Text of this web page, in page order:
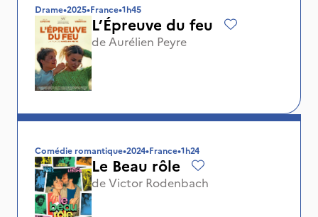
Drame•2025•France•1h45
L’Épreuve du feu
de Aurélien Peyre
Comédie romantique•2024•France•1h24
Le Beau rôle
deVictor Rodenbach